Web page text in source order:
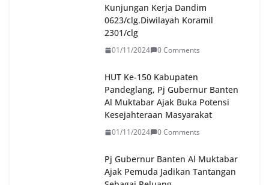
Kunjungan Kerja Dandim
0623/clg.Diwilayah Koramil
2301/clg
01/11/2024 0 Comments
HUT Ke-150 Kabupaten
Pandeglang, Pj Gubernur Banten
Al Muktabar Ajak Buka Potensi
Kesejahteraan Masyarakat
01/11/2024 0 Comments
Pj Gubernur Banten Al Muktabar
Ajak Pemuda Jadikan Tantangan